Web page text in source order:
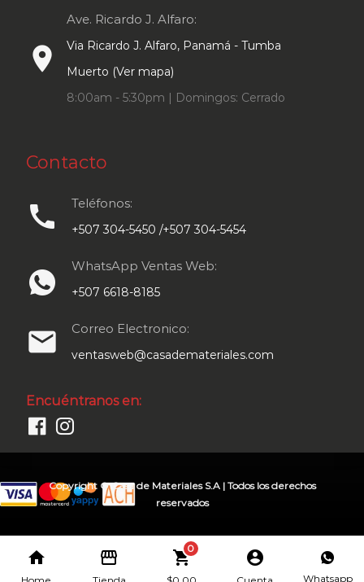
place
Ave. Ricardo J. Alfaro:
Via Ricardo J. Alfaro, Panamá - Tumba
Muerto (Ver mapa)
8:00am - 5:30pm | Domingos: Cerrado
Contacto
call Teléfonos:
+507 304-5450 /+507 304-5454
WhatsApp Ventas Web:
+507 6618-8185
email Correo Electronico:
ventasweb@casademateriales.com
Encuéntranos en:
Copyright © Casa de Materiales S.A | Todos los derechos
reservados
home storefront 0
shopping_cart account_circle
Whatsapp